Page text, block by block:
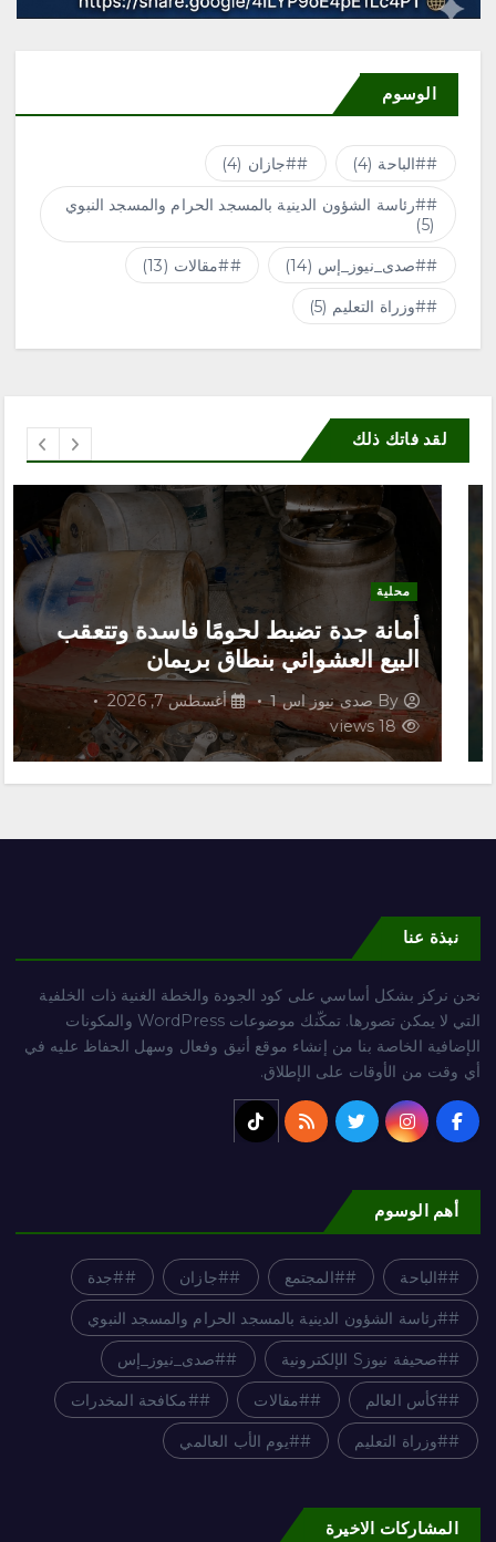
الوسوم
#الباحة (4) #جازان (4)
#رئاسة الشؤون الدينية بالمسجد الحرام والمسجد النبوي
(5)
#صدى_نيوز_إس (14) #مقالات (13)
#وزراة التعليم (5)
لقد فاتك ذلك
محلية
أمانة جدة تضبط لحومًا فاسدة وتتعقب
البيع العشوائي بنطاق بريمان
صدى نيوز اس 1
أغسطس 7, 2026
18 views
نبذة عنا
نحن نركز بشكل أساسي على كود الجودة والخطة الغنية ذات الخلفية
التي لا يمكن تصورها. تمكّنك موضوعات WordPress والمكونات
الإضافية الخاصة بنا من إنشاء موقع أنيق وفعال وسهل الحفاظ عليه في
أي وقت من الأوقات على الإطلاق.
أهم الوسوم
#الباحة #المجتمع #جازان #جدة
#رئاسة الشؤون الدينية بالمسجد الحرام والمسجد النبوي
#صحيفة نيوزS الإلكترونية #صدى_نيوز_إس
#كأس العالم #مقالات #مكافحة المخدرات
#وزراة التعليم #يوم الأب العالمي
المشاركات الاخيرة